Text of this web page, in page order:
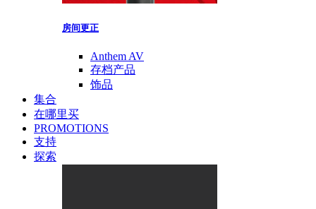
房间更正
Anthem AV
存档产品
饰品
集合
在哪里买
PROMOTIONS
支持
探索